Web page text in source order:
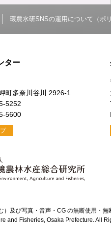
環農水研SNSの運用について（ポリ
ター
町多奈川谷川 2926-1
5252
5600
及び写真・音声・CG の無断使用・無
and Fisheries, Osaka Prefecture. All